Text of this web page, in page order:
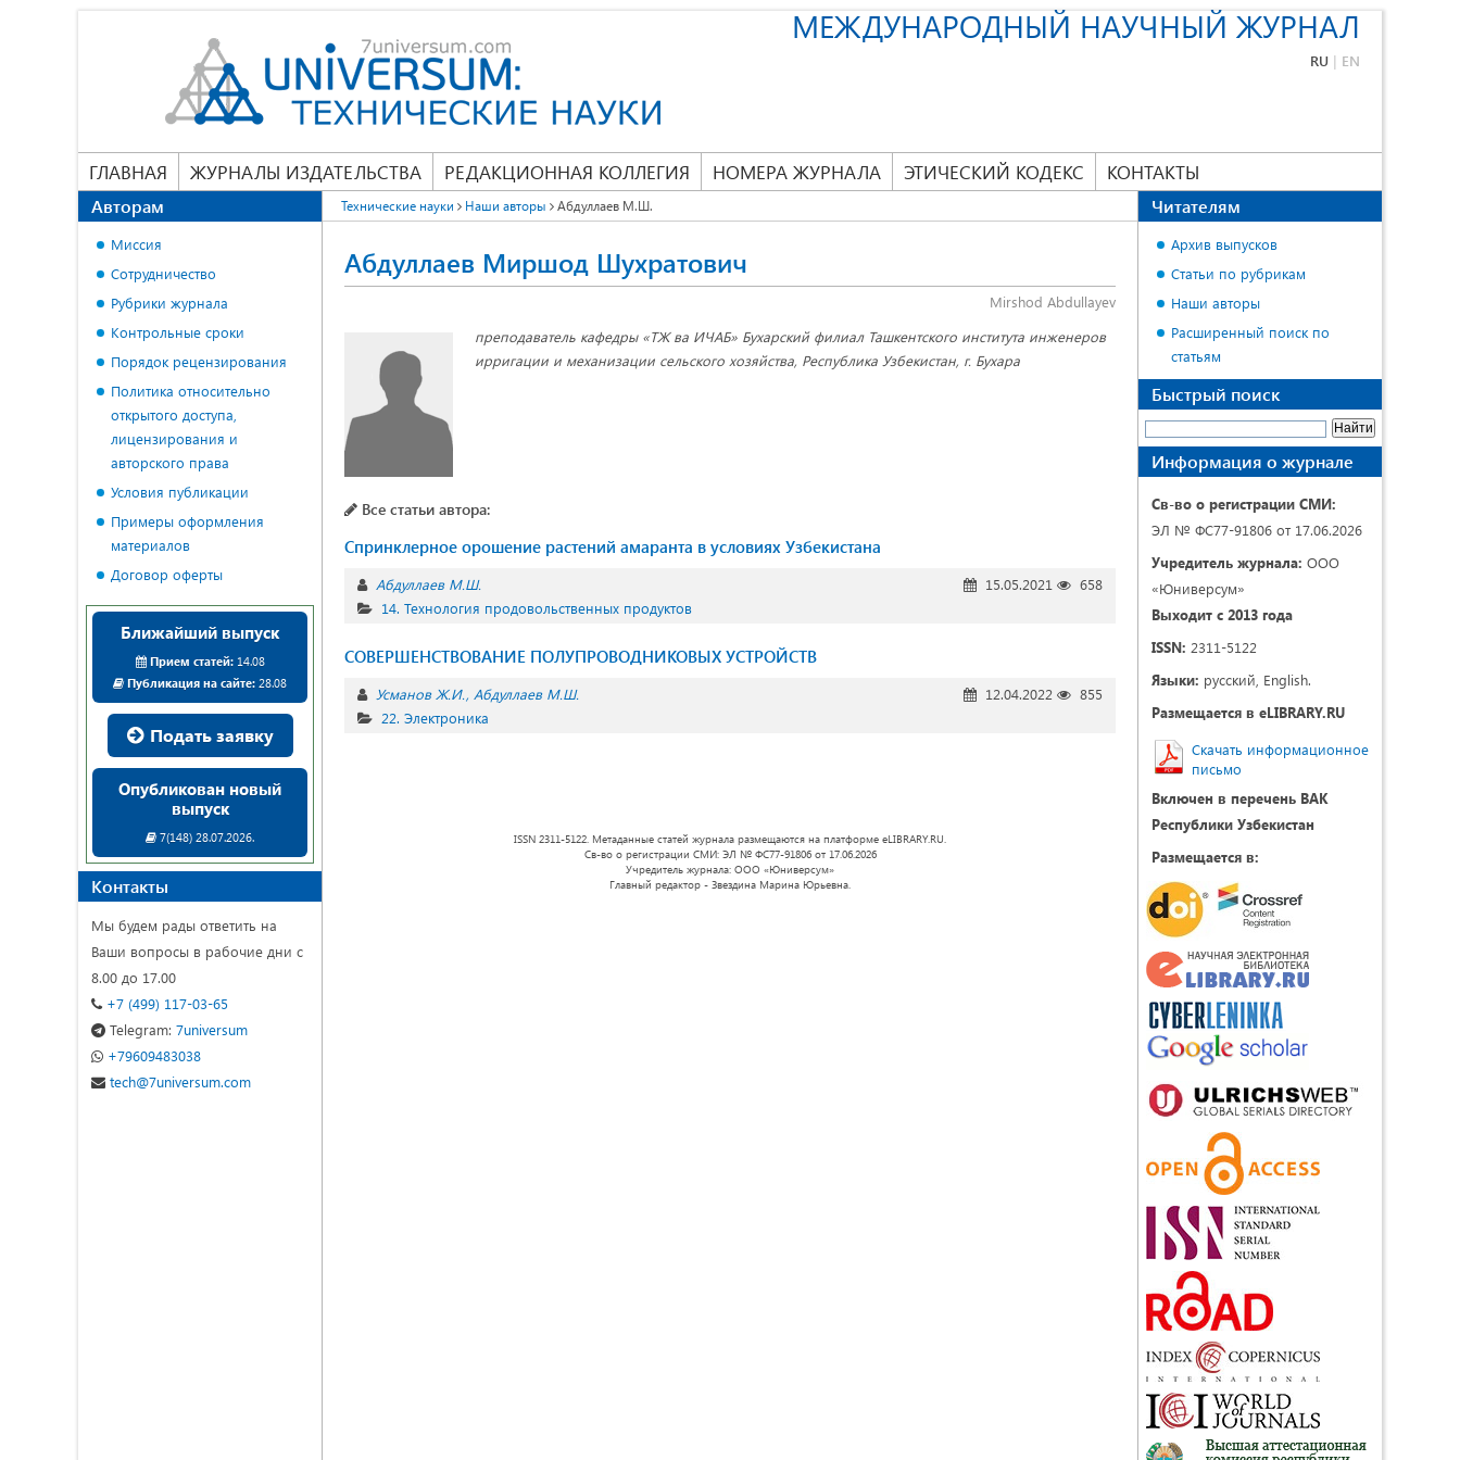
МЕЖДУНАРОДНЫЙ НАУЧНЫЙ ЖУРНАЛ
RU | EN
ГЛАВНАЯ ЖУРНАЛЫ ИЗДАТЕЛЬСТВА РЕДАКЦИОННАЯ КОЛЛЕГИЯ НОМЕРА ЖУРНАЛА ЭТИЧЕСКИЙ КОДЕКС КОНТАКТЫ
Технические науки Наши авторы Абдуллаев М.Ш.
Абдуллаев Миршод Шухратович
Mirshod Abdullayev
преподаватель кафедры «ТЖ ва ИЧАБ» Бухарский филиал Ташкентского института инженеров
ирригации и механизации сельского хозяйства, Республика Узбекистан, г. Бухара
Все статьи автора:
Спринклерное орошение растений амаранта в условиях Узбекистана
Абдуллаев М.Ш. 15.05.2021
658
14. Технология продовольственных продуктов
СОВЕРШЕНСТВОВАНИЕ ПОЛУПРОВОДНИКОВЫХ УСТРОЙСТВ
Усманов Ж.И. Абдуллаев М.Ш. 12.04.2022
855
22. Электроника
ISSN 2311-5122. Метаданные статей журнала размещаются на платформе eLIBRARY.RU.
Св-во о регистрации СМИ: ЭЛ № ФС77-91806 от 17.06.2026
Учредитель журнала: ООО «Юниверсум»
Главный редактор - Звездина Марина Юрьевна.
Авторам
Миссия
Сотрудничество
Рубрики журнала
Контрольные сроки
Порядок рецензирования
Политика относительно
открытого доступа,
лицензирования и
авторского права
Условия публикации
Примеры оформления
материалов
Договор оферты
Ближайший выпуск
Прием статей:14.08
Публикация на сайте: 28.08
Подать заявку
Опубликован новый
выпуск
7(148) 28.07.2026.
Контакты
Мы будем рады ответить на
Ваши вопросы в рабочие дни с
8.00 до 17.00
+7 (499) 117-03-65
Telegram: 7universum
+79609483038
tech@7universum.com
Читателям
Архив выпусков
Статьи по рубрикам
Наши авторы
Расширенный поиск по
статьям
Быстрый поиск
Информация о журнале
Св-во о регистрации СМИ:
ЭЛ № ФС77-91806 от 17.06.2026
Учредитель журнала: ООО
«Юниверсум»
Выходит с 2013 года
ISSN: 2311-5122
Языки: русский, English.
Размещается в eLIBRARY.RU
Скачать информационное
письмо
Включен в перечень ВАК
Республики Узбекистан
Размещается в: